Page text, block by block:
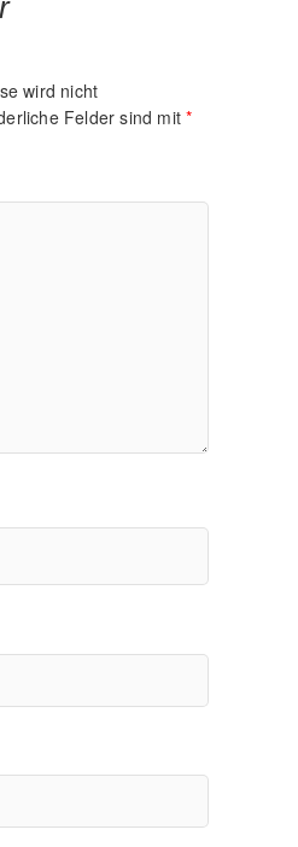
wird nicht
Felder sind mit*